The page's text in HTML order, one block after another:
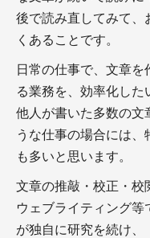
＋コピペチェック
＋一般的なライテ
＋WEBライティン
コ
後で読み直してみて、
くあることです。
日常の仕事で、文章
る業務を、効率化した
他人が書いた多数の文
うな仕事の場合には
も多いと思います。
文章の推敲・校正・校
ウェブライティング
が独自に研究を続け、